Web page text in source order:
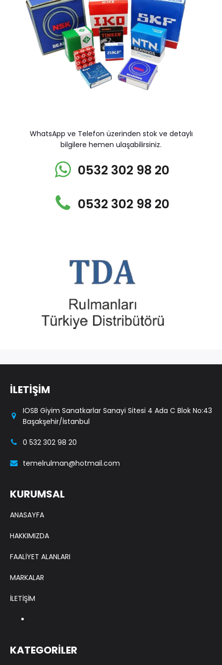
WhatsApp ve Telefon üzerinden stok ve detaylı
bilgilere hemen ulaşabilirsiniz.
0532 302 98 20
0532 302 98 20
İLETİŞİM
IOSB Giyim Sanatkarlar Sanayi Sitesi 4 Ada C Blok No:43
Başakşehir/İstanbul
0 532 302 98 20
temelrulman@hotmail.com
KURUMSAL
ANASAYFA
HAKKIMIZDA
FAALİYET ALANLARI
MARKALAR
İLETİŞİM
KATEGORİLER